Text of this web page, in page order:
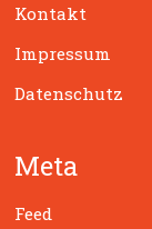
Kontakt
Impressum
Datenschutz
Meta
Feed